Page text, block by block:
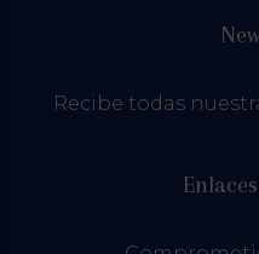
Recibe todas